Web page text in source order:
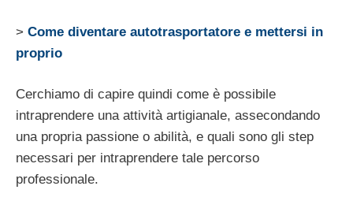
> Come diventare autotrasportatore e mettersi in
proprio
Cerchiamo di capire quindi come è possibile
intraprendere una attività artigianale, assecondando
una propria passione o abilità, e quali sono gli step
necessari per intraprendere tale percorso
professionale.